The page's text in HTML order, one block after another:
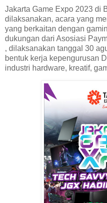
Jakarta Game Expo 2023 di
dilaksanakan, acara yang
yang berkaitan dengan
dukungan dari Asosiasi
, dilaksanakan tanggal 30
bentuk kerja kepengurusan
industri hardware, kreatif,